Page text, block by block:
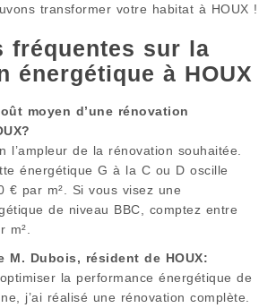
transformer votre habitat à HOUX !
fréquentes sur la
énergétique à HOUX
moyen d’une rénovation
?
l’ampleur de la rénovation souhaitée.
énergétique G à la C ou D oscille
€ par m². Si vous visez une
de niveau BBC, comptez entre
m².
M. Dubois, résident de HOUX:
la performance énergétique de
j’ai réalisé une rénovation complète.